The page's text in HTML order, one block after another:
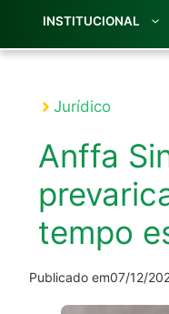
INSTITUCIONAL
Jurídico
Anffa
tempo
Publicado em07/12/